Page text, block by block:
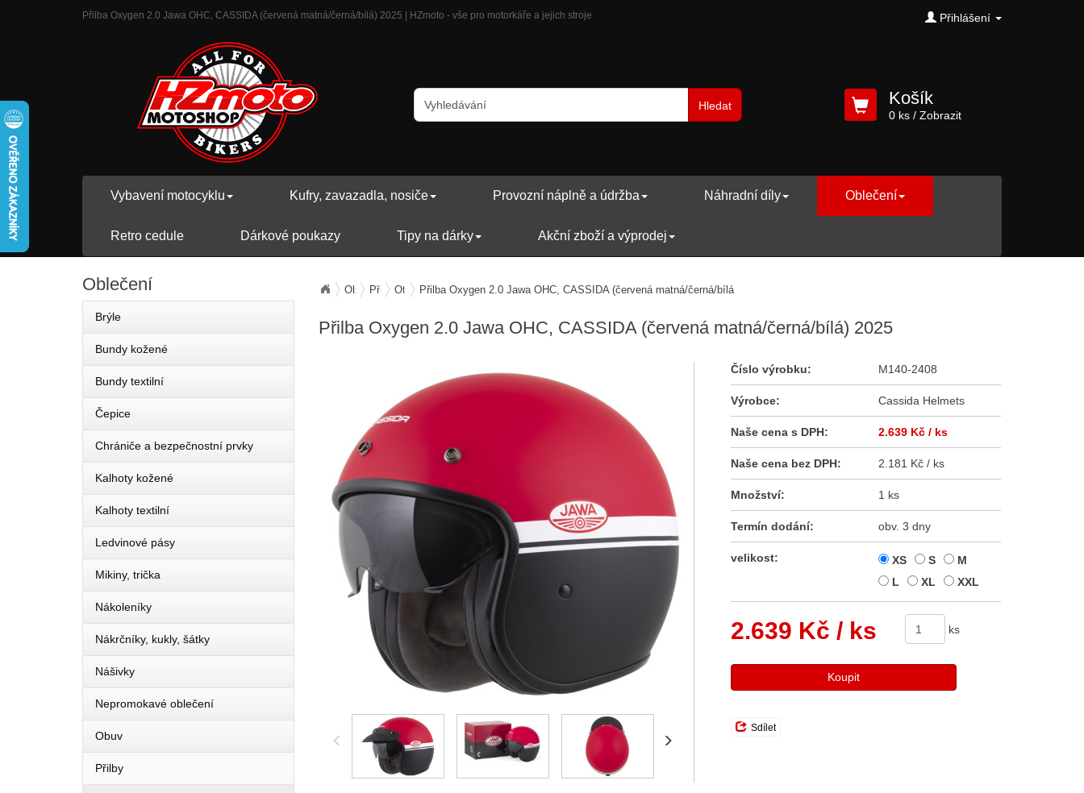
Přilba Oxygen 2.0 Jawa OHC, CASSIDA (červená matná/černá/bílá) 2025 | HZmoto - vše pro motorkáře a jejich stroje Přihlášení
Hledat Košík
0 ks/ Zobrazit
Vybavení motocyklu Kufry, zavazadla, nosiče Provozní náplně a údržba Náhradní díly Oblečení
Retro cedule Dárkové poukazy Tipy na dárky Akční zboží a výprodej
OblečeníPřilbyOtevřenéPřilba Oxygen 2.0 Jawa OHC, CASSIDA (červená matná/černá/bílá) 2025
Přilba Oxygen 2.0 Jawa OHC, CASSIDA (červená matná/černá/bílá) 2025
Číslo výrobku: M140-2408
Výrobce: Cassida Helmets
Naše cena s DPH: 2.639 Kč / ks
Naše cena bez DPH: 2.181 Kč / ks
Množství: 1 ks
Termín dodání: obv. 3 dny
velikost: XS S
M
L
XL XXL
2.639 Kč / ks ks
Koupit
Sdílet
Oblečení
Brýle
Bundy kožené
Bundy textilní
Čepice
Chrániče a bezpečnostní prvky
Kalhoty kožené
Kalhoty textilní
Ledvinové pásy
Mikiny, trička
Nákoleníky
Nákrčníky, kukly, šátky
Nášivky
Nepromokavé oblečení
Obuv
Přilby